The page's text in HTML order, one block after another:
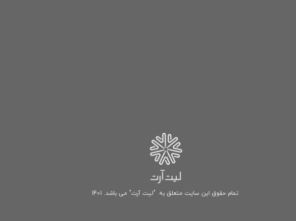
تمام حقوق این سایت متعلق به "لیت آرت" می باشد. 1401